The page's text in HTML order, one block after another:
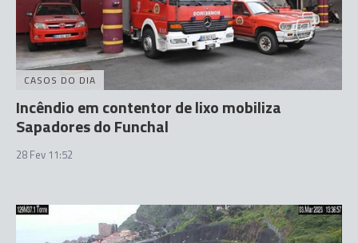
CASOS DO DIA
Incêndio em contentor de lixo mobiliza
Sapadores do Funchal
28 Fev 11:52